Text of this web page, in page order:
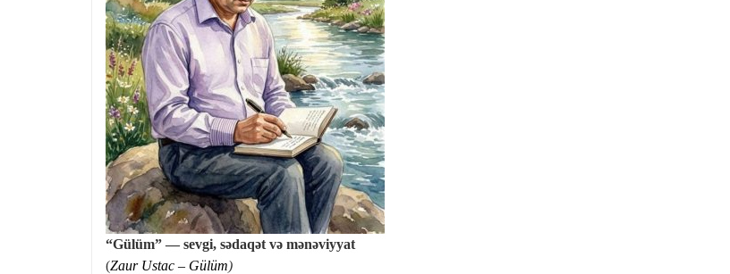
“Gülüm” — sevgi, sədaqət və mənəviyyat
(Zaur Ustac – Gülüm)